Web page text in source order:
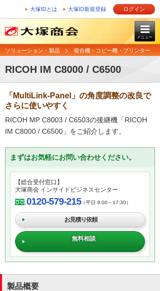
大塚IDとは 大塚ID新規登録 ログイン
メニュー
ソリューション・製品 複合機・コピー機・プリンター
RICOH IM C8000 / C6500
「MultiLink-Panel」の角度調整の改良で
さらに使いやすく
RICOH MP C8003 / C6503の後継機「RICOH
IM C8000 / C6500」をご紹介します。
まずはお気軽にお問い合わせください。
【総合受付窓口】
大塚商会 インサイドビジネスセンター
0120-579-215（平日 9:00～17:30）
お見積り依頼
無料相談
製品概要